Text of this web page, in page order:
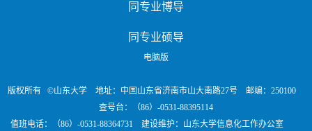
同专业博导
同专业硕导
电脑版
版权所有 ©山东大学 地址：中国山东省济南市山大南路27号 邮编：250100
查号台：（86）-0531-88395114
值班电话：（86）-0531-88364731 建设维护：山东大学信息化工作办公室